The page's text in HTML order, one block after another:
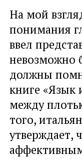
На мой
понимания
ввел
невозможно
должны
книге «Язык
между
того,
утверждает,